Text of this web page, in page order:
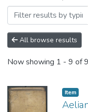
All browse results
Now showing 1 - 9 of 9
Item